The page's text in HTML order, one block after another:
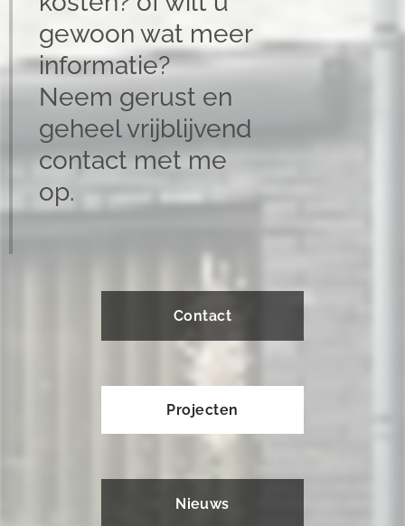
gewoon wat meer
informatie?
Neem gerust en
geheel vrijblijvend
contact met me
op.
Contact
Projecten
Nieuws